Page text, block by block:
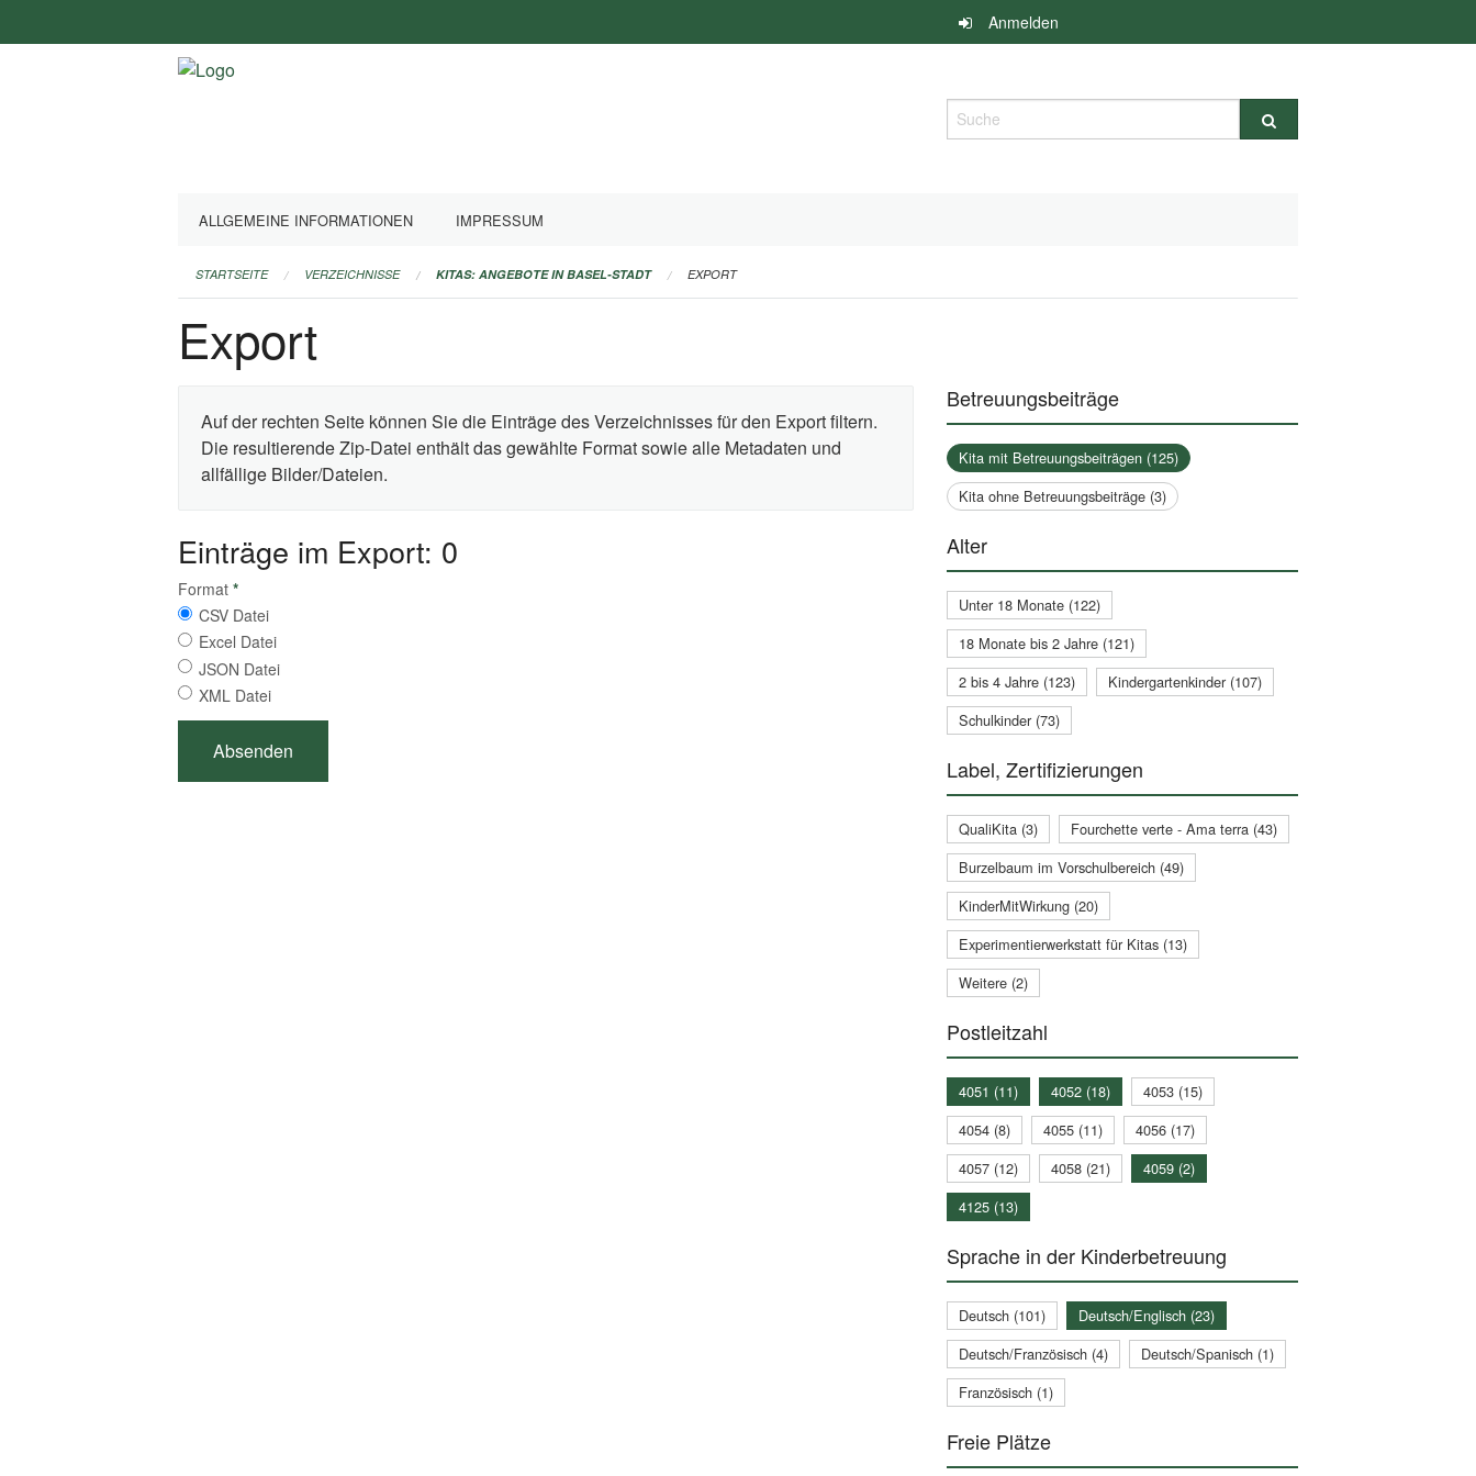
überspringen
Anmelden
Suche
ALLGEMEINE INFORMATIONEN IMPRESSUM
STARTSEITE VERZEICHNISSE KITAS: ANGEBOTE IN BASEL-STADT EXPORT
Export
Auf der rechten Seite können Sie die Einträge des Verzeichnisses für den Export filtern.
Die resultierende Zip-Datei enthält das gewählte Format sowie alle Metadaten und
allfällige Bilder/Dateien.
Einträge im Export: 0
Format *
CSV Datei
Excel Datei
JSON Datei
XML Datei
Betreuungsbeiträge
Kita mit Betreuungsbeiträgen (125)
Kita ohne Betreuungsbeiträge (3)
Alter
Unter 18 Monate (122)
18 Monate bis 2 Jahre (121)
2 bis 4 Jahre (123)
Kindergartenkinder (107)
Schulkinder (73)
Label, Zertifizierungen
QualiKita (3)
Fourchette verte - Ama terra (43)
Burzelbaum im Vorschulbereich (49)
KinderMitWirkung (20)
Experimentierwerkstatt für Kitas (13)
Weitere (2)
Postleitzahl
4051 (11) 4052 (18)
4053 (15)
4054 (8)
4055 (11)
4056 (17)
4057 (12)
4058 (21)
4059 (2)
4125 (13)
Sprache in der Kinderbetreuung
Deutsch (101)
Deutsch/Englisch (23)
Deutsch/Französisch (4)
Deutsch/Spanisch (1)
Französisch (1)
Freie Plätze